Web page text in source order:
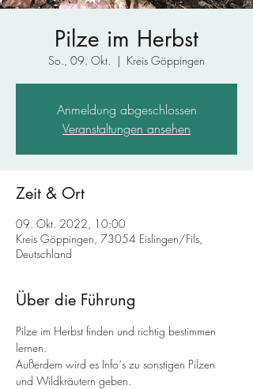
Pilze im Herbst
So., 09. Okt.
  |
Kreis Göppingen
Anmeldung abgeschlossen
Veranstaltungen ansehen
Zeit & Ort
09. Okt. 2022, 10:00
Kreis Göppingen, 73054 Eislingen/Fils,
Deutschland
Über die Führung
Pilze im Herbst finden und richtig bestimmen
lernen.
Außerdem wird es Info´s zu sonstigen Pilzen
und Wildkräutern geben.